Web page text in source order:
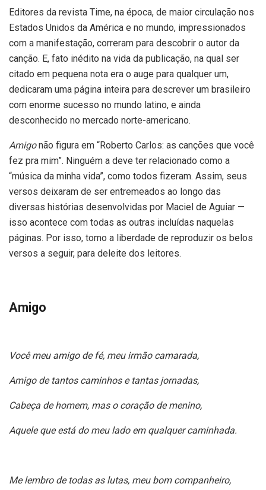
Editores da revista Time, na época, de maior circulação nos
Estados Unidos da América e no mundo, impressionados
com a manifestação, correram para descobrir o autor da
canção. E, fato inédito na vida da publicação, na qual ser
citado em pequena nota era o auge para qualquer um,
dedicaram uma página inteira para descrever um brasileiro
com enorme sucesso no mundo latino, e ainda
desconhecido no mercado norte-americano.
Amigonão figura em “Roberto Carlos: as canções que você
fez pra mim”. Ninguém a deve ter relacionado como a
“música da minha vida”, como todos fizeram. Assim, seus
versos deixaram de ser entremeados ao longo das
diversas histórias desenvolvidas por Maciel de Aguiar —
isso acontece com todas as outras incluídas naquelas
páginas. Por isso, tomo a liberdade de reproduzir os belos
versos a seguir, para deleite dos leitores.
Amigo
Você meu amigo de fé, meu irmão camarada,
Amigo de tantos caminhos e tantas jornadas,
Cabeça de homem, mas o coração de menino,
Aquele que está do meu lado em qualquer caminhada.
Me lembro de todas as lutas, meu bom companheiro,